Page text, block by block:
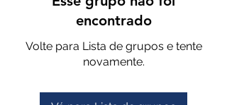
encontrado
Volte para Lista de grupos e tente
novamente.